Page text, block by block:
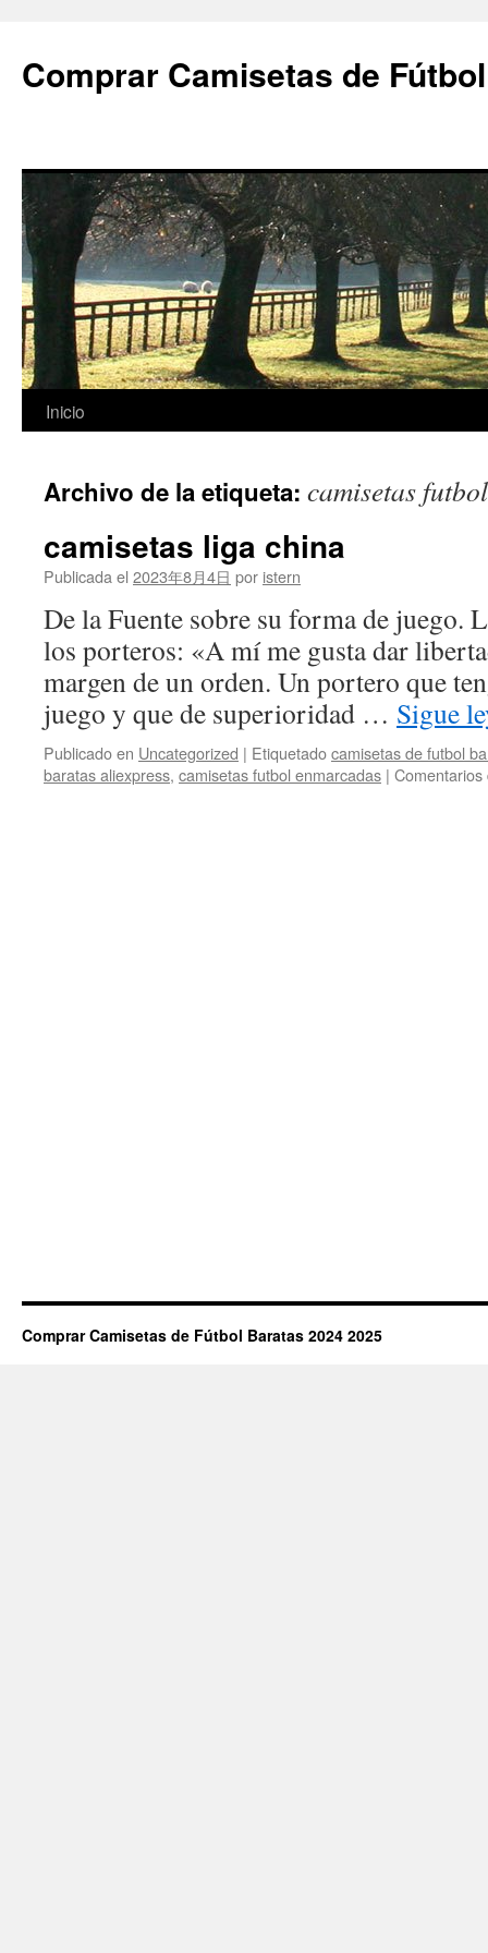
Comprar Camisetas de
Saltar
contenido
Inicio
Archivo de la etiqueta: camisetas
camisetas liga china
Publicada el 2023年8月4日 por istern
De la Fuente sobre su forma de juego.
los porteros: «A mí me gusta dar
margen de un orden. Un portero que
juego y que de superioridad … Sigue
Publicado en Uncategorized | Etiquetadocamisetas de futbol
baratas aliexpress, camisetas futbol enmarcadas |
Comprar Camisetas de Fútbol Baratas 2024 2025